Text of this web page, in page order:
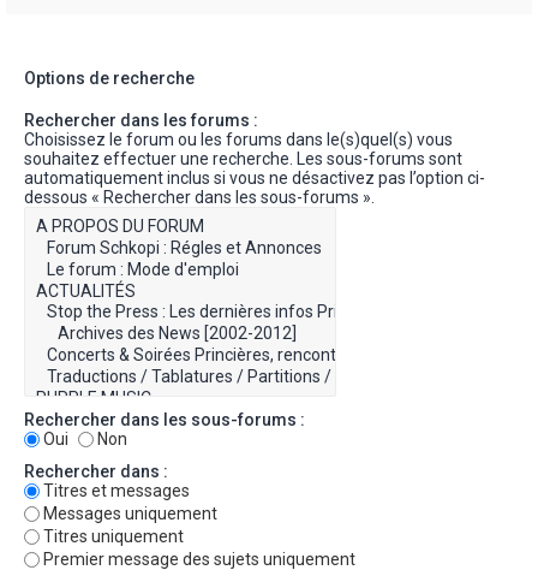
Options de recherche
Rechercher dans les forums :
Choisissez le forum ou les forums dans le(s)quel(s) vous
souhaitez effectuer une recherche. Les sous-forums sont
automatiquement inclus si vous ne désactivez pas l’option ci-
dessous « Rechercher dans les sous-forums ».
Rechercher dans les sous-forums :
Oui
Non
Rechercher dans :
Titres et messages
Messages uniquement
Titres uniquement
Premier message des sujets uniquement